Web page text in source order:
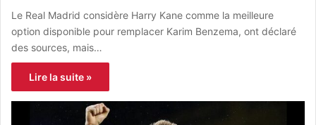
Le Real Madrid considère Harry Kane comme la meilleure
option disponible pour remplacer Karim Benzema, ont déclaré
des sources, mais…
Lire la suite »